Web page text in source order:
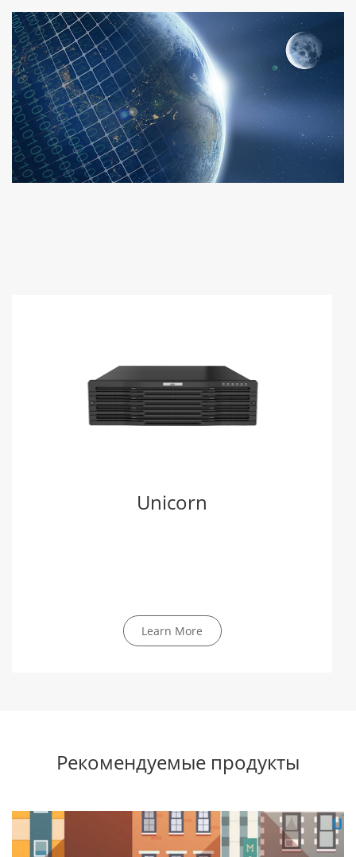
Unicorn
Learn More
Рекомендуемые продукты